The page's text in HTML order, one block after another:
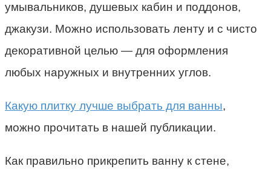
умывальников, душевых кабин и поддонов,
джакузи. Можно использовать ленту и с чисто
декоративной целью — для оформления
любых наружных и внутренних углов.
Какую плитку лучше выбрать для ванны,
можно прочитать в нашей публикации.
Как правильно прикрепить ванну к стене,